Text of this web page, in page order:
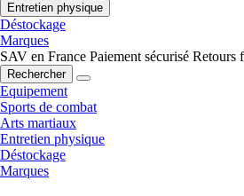
Entretien physique
Déstockage
Marques
SAV en France Paiement sécurisé Retours
Rechercher
Equipement
Sports de combat
Arts martiaux
Entretien physique
Déstockage
Marques